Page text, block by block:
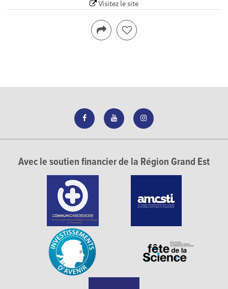
Visitez le site
Avec le soutien financier de la Région Grand Est